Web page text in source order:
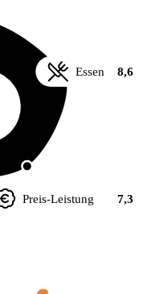
Essen 8,6
Preis-Leistung 7,3